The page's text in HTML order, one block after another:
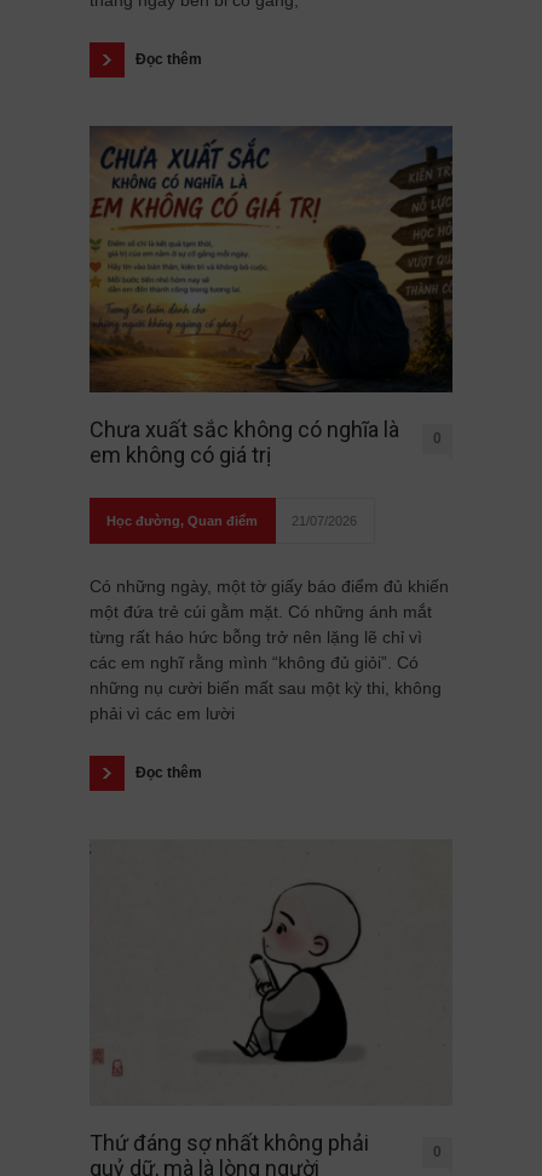
Đọc thêm
Chưa xuất sắc không có nghĩa là
em không có giá trị
0
Học đường, Quan điểm 21/07/2026
Có những ngày, một tờ giấy báo điểm đủ khiến
một đứa trẻ cúi gằm mặt. Có những ánh mắt
từng rất háo hức bỗng trở nên lặng lẽ chỉ vì
các em nghĩ rằng mình “không đủ giỏi”. Có
những nụ cười biến mất sau một kỳ thi, không
phải vì các em lười
Đọc thêm
Thứ đáng sợ nhất không phải
quỷ dữ, mà là lòng người
0